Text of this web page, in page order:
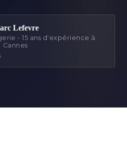
Lefevre
- 15 ans d'expérience à
Cannes